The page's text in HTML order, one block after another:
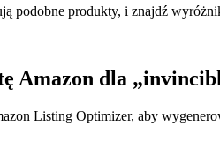
podobne produkty, i znajdź
Amazon dla
Listing Optimizer, aby